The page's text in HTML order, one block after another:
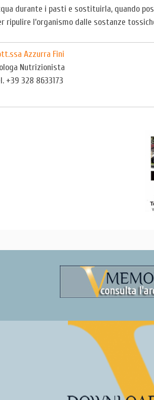
durante i pasti e sostituirla, quando
ripulire l’organismo dalle sostanze
Azzurra Fini
Nutrizionista
+39 328 8633173